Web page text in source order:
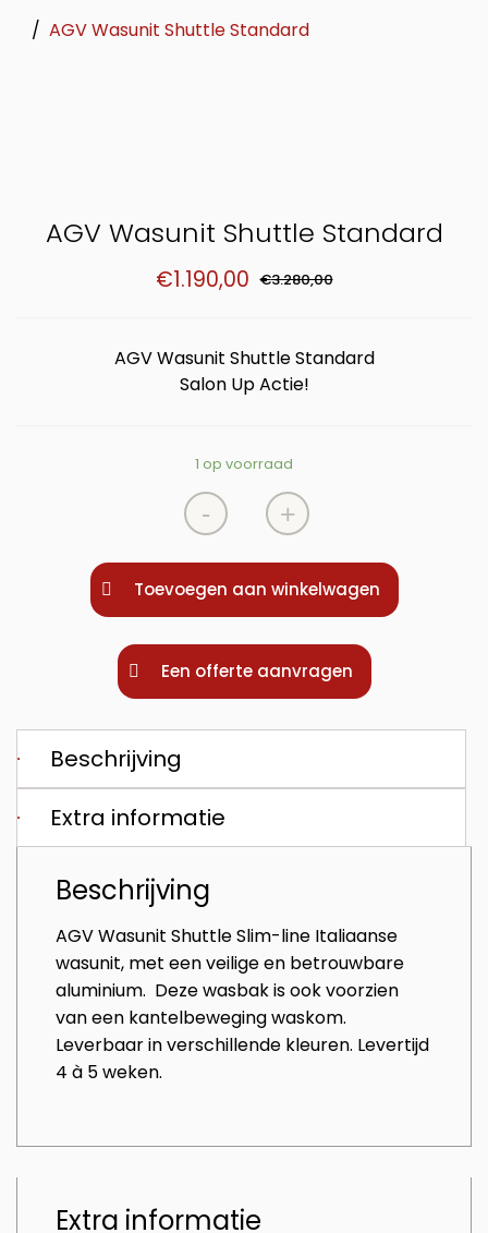
/ AGV Wasunit Shuttle Standard
AGV Wasunit Shuttle Standard
€3.280,00
€1.190,00
AGV Wasunit Shuttle Standard
Salon Up Actie!
1 op voorraad
- +
Toevoegen aan winkelwagen
Een offerte aanvragen
Beschrijving
Extra informatie
Beschrijving
AGV Wasunit Shuttle Slim-line Italiaanse
wasunit, met een veilige en betrouwbare
aluminium. Deze wasbak is ook voorzien
van een kantelbeweging waskom.
Leverbaar in verschillende kleuren. Levertijd
4 à 5 weken.
Extra informatie